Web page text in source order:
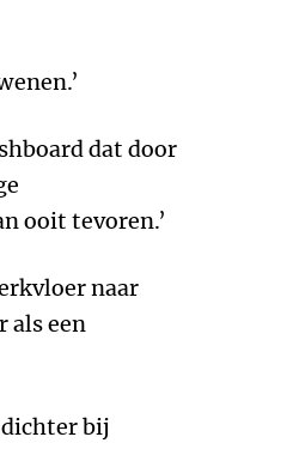
dat door
ooit tevoren.’
naar
als een
dichter bij